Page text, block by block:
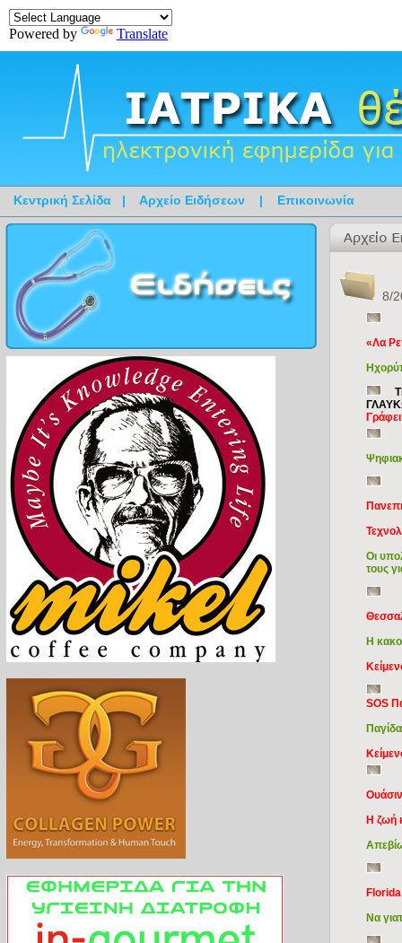
Powered by Translate
Κεντρική Σελίδα | Αρχείο Ειδήσεων | Επικοινωνία
8/
«Λα
Οι
τους
Η
SOS
Η ζωή
Να